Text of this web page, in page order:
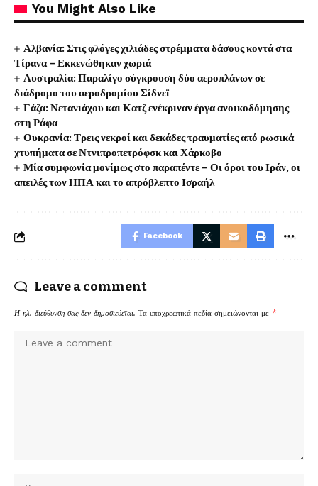
You Might Also Like
Αλβανία: Στις φλόγες χιλιάδες στρέμματα δάσους κοντά στα
Τίρανα – Εκκενώθηκαν χωριά
Αυστραλία: Παραλίγο σύγκρουση δύο αεροπλάνων σε
διάδρομο του αεροδρομίου Σίδνεϊ
Γάζα: Νετανιάχου και Κατζ ενέκριναν έργα ανοικοδόμησης
στη Ράφα
Ουκρανία: Τρεις νεκροί και δεκάδες τραυματίες από ρωσικά
χτυπήματα σε Ντνιπροπετρόφσκ και Χάρκοβο
Μία συμφωνία μονίμως στο παραπέντε – Οι όροι του Ιράν, οι
απειλές των ΗΠΑ και το απρόβλεπτο Ισραήλ
Facebook
Leave a comment
Η ηλ. διεύθυνση σας δεν δημοσιεύεται. Τα υποχρεωτικά πεδία σημειώνονται με *